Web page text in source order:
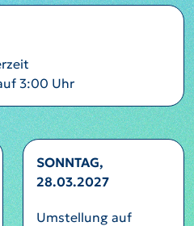
3:00 Uhr
SONNTAG,
28.03.2027
Umstellung auf